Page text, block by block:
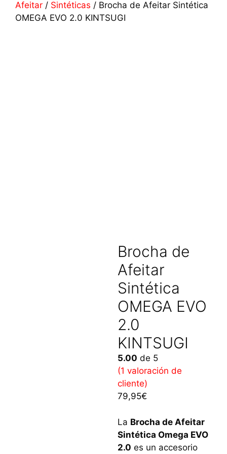
Afeitar / Sintéticas / Brocha de Afeitar Sintética
OMEGA EVO 2.0 KINTSUGI
Brocha de
Afeitar
Sintética
OMEGA EVO
2.0
KINTSUGI
5.00 de 5
(1 valoración de
cliente)
79,95€
La Brocha de Afeitar
Sintética Omega EVO
2.0 es un accesorio